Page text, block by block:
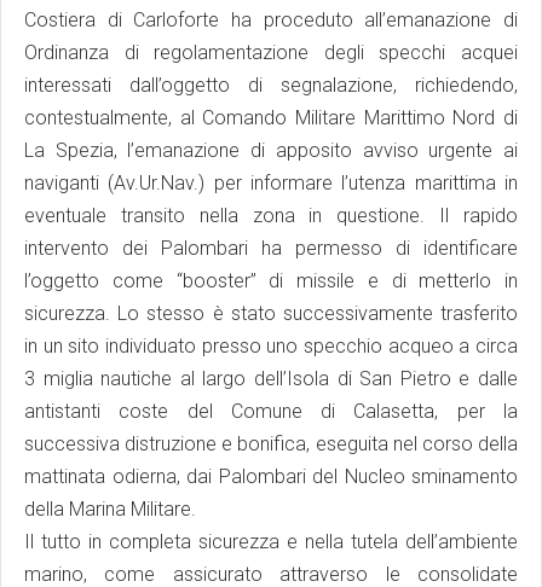
Costiera di Carloforte ha proceduto all’emanazione di
Ordinanza di regolamentazione degli specchi acquei
interessati dall’oggetto di segnalazione, richiedendo,
contestualmente, al Comando Militare Marittimo Nord di
La Spezia, l’emanazione di apposito avviso urgente ai
naviganti (Av.Ur.Nav.) per informare l’utenza marittima in
eventuale transito nella zona in questione. Il rapido
intervento dei Palombari ha permesso di identificare
l’oggetto come “booster” di missile e di metterlo in
sicurezza. Lo stesso è stato successivamente trasferito
in un sito individuato presso uno specchio acqueo a circa
3 miglia nautiche al largo dell’Isola di San Pietro e dalle
antistanti coste del Comune di Calasetta, per la
successiva distruzione e bonifica, eseguita nel corso della
mattinata odierna, dai Palombari del Nucleo sminamento
della Marina Militare.
Il tutto in completa sicurezza e nella tutela dell’ambiente
marino, come assicurato attraverso le consolidate